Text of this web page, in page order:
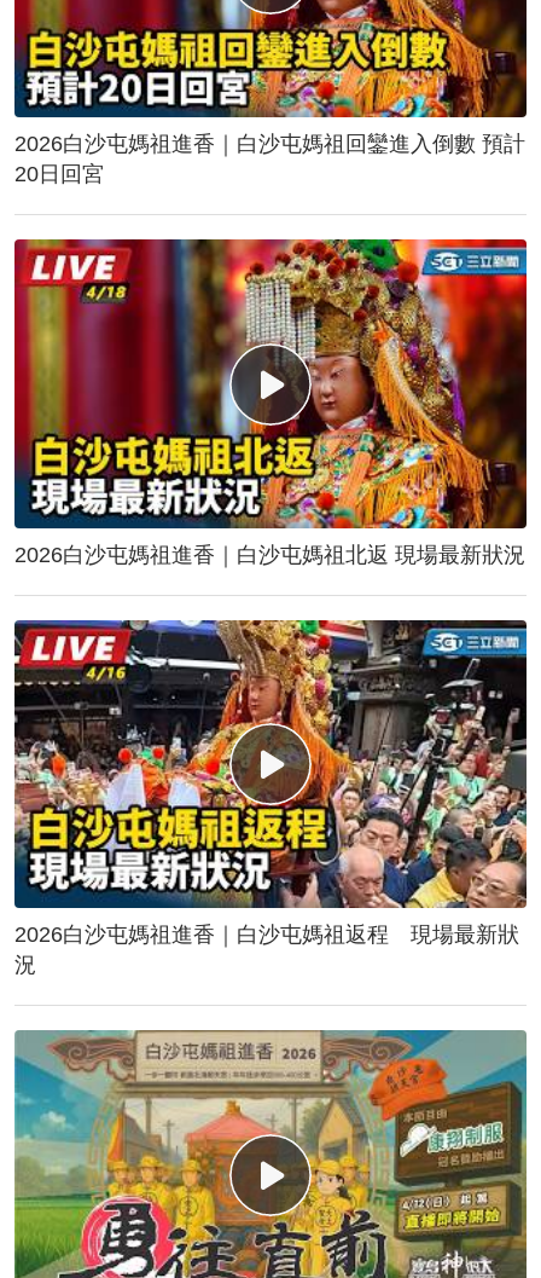
2026白沙屯媽祖進香｜白沙屯媽祖回鑾進入倒數 預計
20日回宮
2026白沙屯媽祖進香｜白沙屯媽祖北返 現場最新狀況
2026白沙屯媽祖進香｜白沙屯媽祖返程 現場最新狀
況